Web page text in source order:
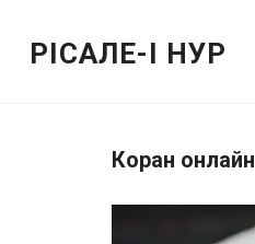
РІСАЛЕ-І НУР
Коран онлайн